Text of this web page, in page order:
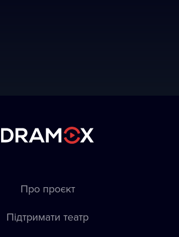
Про проєкт
Підтримати театр